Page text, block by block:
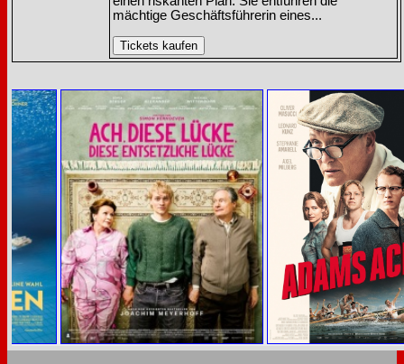
mächtige Geschäftsführerin eines...